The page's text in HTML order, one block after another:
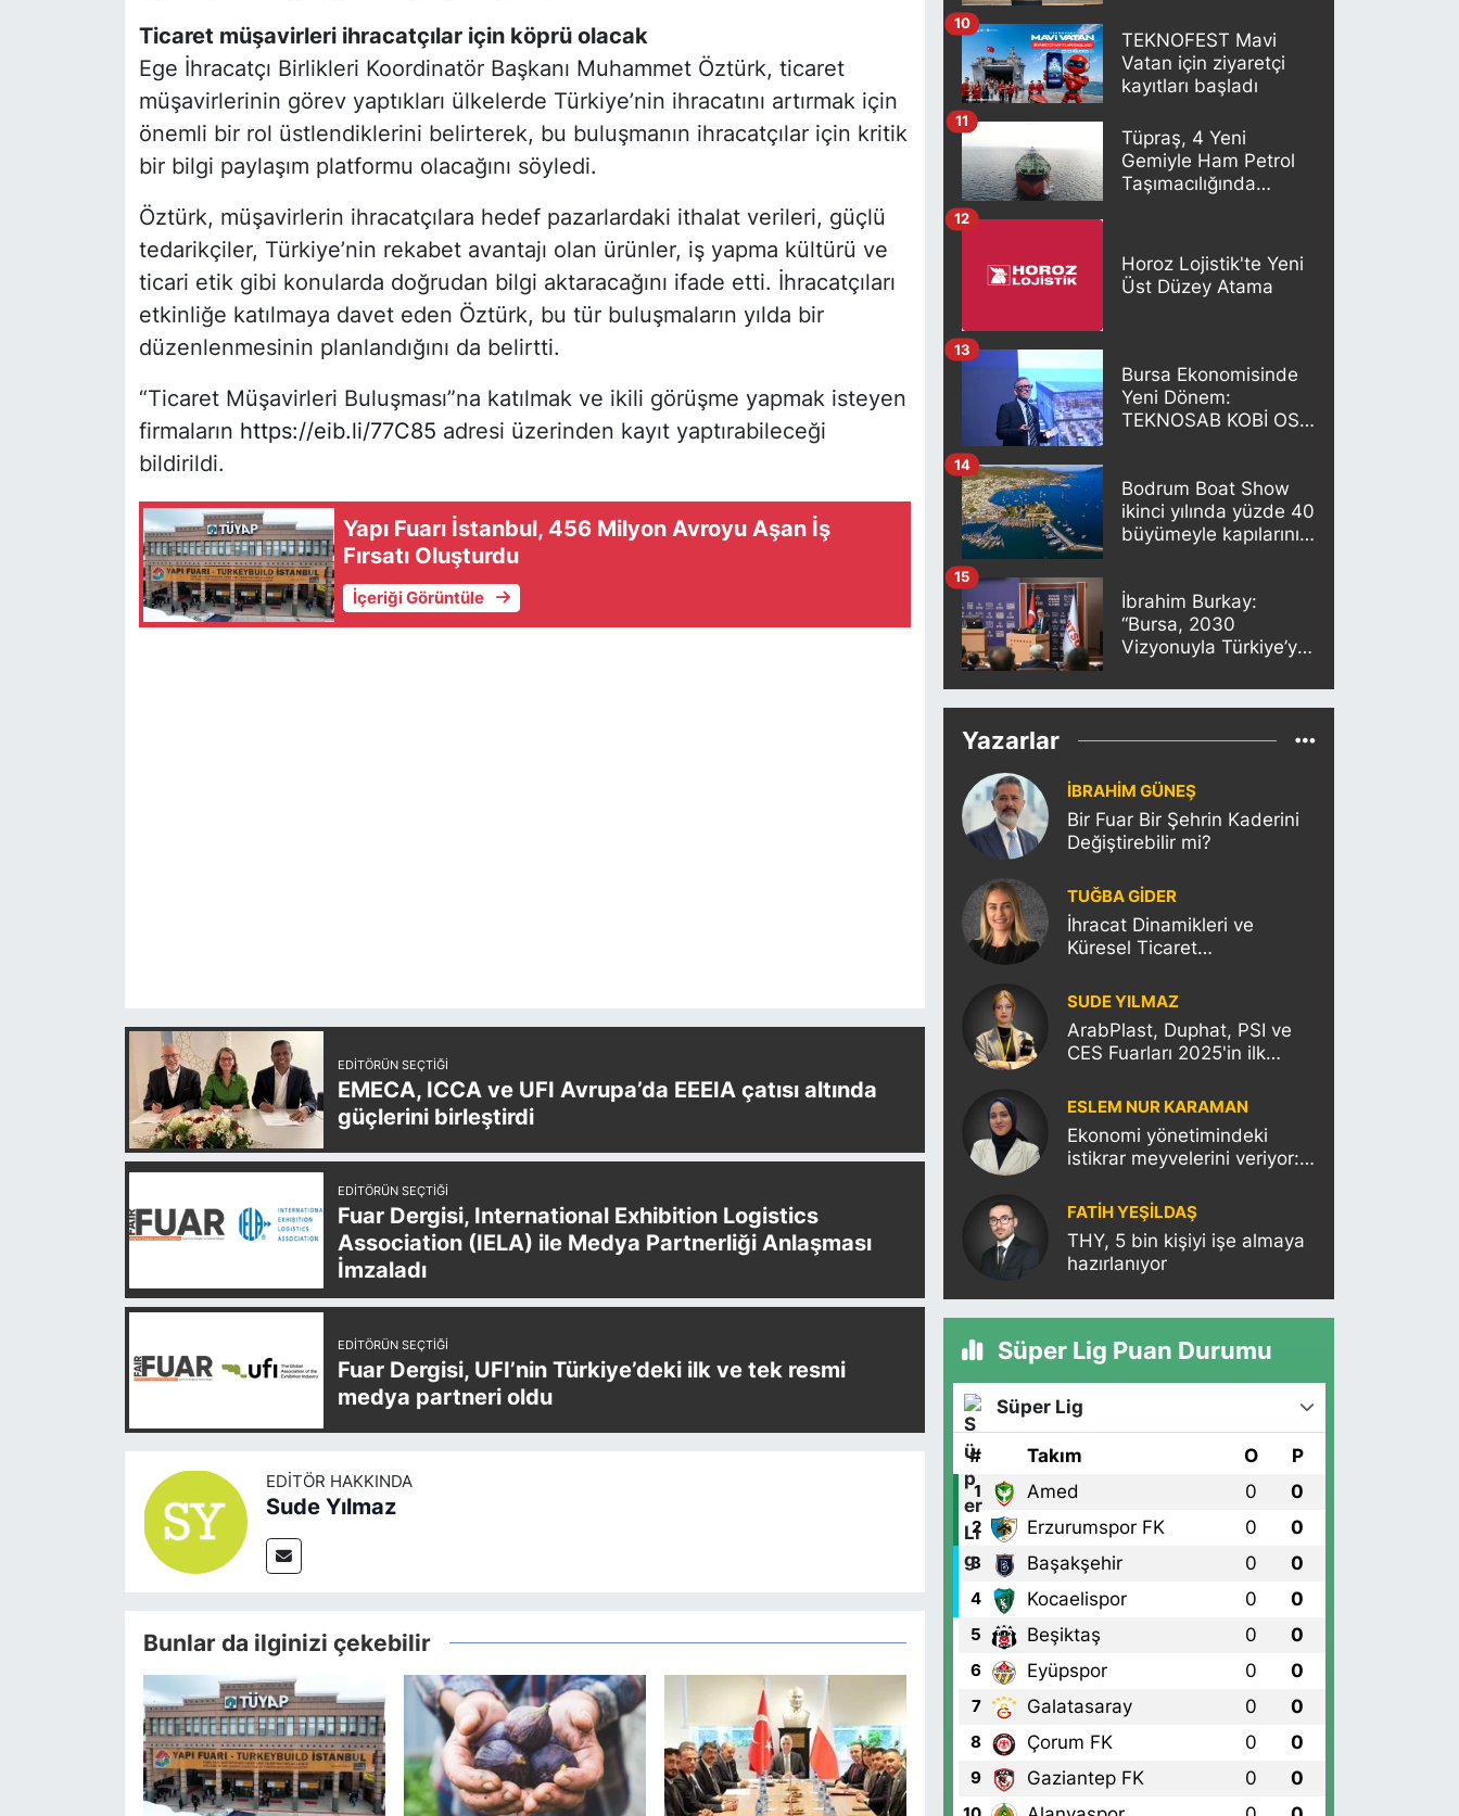
Ticaret müşavirleri ihracatçılar için köprü olacak
Ege İhracatçı Birlikleri Koordinatör Başkanı Muhammet Öztürk, ticaret
müşavirlerinin görev yaptıkları ülkelerde Türkiye’nin ihracatını artırmak için
önemli bir rol üstlendiklerini belirterek, bu buluşmanın ihracatçılar için kritik
bir bilgi paylaşım platformu olacağını söyledi.
Öztürk, müşavirlerin ihracatçılara hedef pazarlardaki ithalat verileri, güçlü
tedarikçiler, Türkiye’nin rekabet avantajı olan ürünler, iş yapma kültürü ve
ticari etik gibi konularda doğrudan bilgi aktaracağını ifade etti. İhracatçıları
etkinliğe katılmaya davet eden Öztürk, bu tür buluşmaların yılda bir
düzenlenmesinin planlandığını da belirtti.
“Ticaret Müşavirleri Buluşması”na katılmak ve ikili görüşme yapmak isteyen
firmaların https://eib.li/77C85 adresi üzerinden kayıt yaptırabileceği
bildirildi.
Yapı Fuarı İstanbul, 456 Milyon Avroyu Aşan İş
Fırsatı Oluşturdu
İçeriği Görüntüle
EDITÖRÜN SEÇTIĞI
EMECA, ICCA ve UFI Avrupa’da EEEIA çatısı altında
güçlerini birleştirdi
EDITÖRÜN SEÇTIĞI
Fuar Dergisi, International Exhibition Logistics
Association (IELA) ile Medya Partnerliği Anlaşması
İmzaladı
EDITÖRÜN SEÇTIĞI
Fuar Dergisi, UFI’nin Türkiye’deki ilk ve tek resmi
medya partneri oldu
EDITÖR HAKKINDA
Sude Yılmaz
Bunlar da ilginizi çekebilir
TEKNOFEST Mavi
Vatan için ziyaretçi
kayıtları başladı
10
Tüpraş, 4 Yeni
Gemiyle Ham Petrol
Taşımacılığında
11
Horoz Lojistik'te Yeni
Üst Düzey Atama
12
Bursa Ekonomisinde
Yeni Dönem:
TEKNOSAB KOBİ OSB
13
Bodrum Boat Show
ikinci yılında yüzde 40
büyümeyle kapılarını
14
İbrahim Burkay:
“Bursa, 2030
Vizyonuyla Türkiye’yi
Edecek”
15
Yazarlar
İBRAHİM GÜNEŞ
Bir Fuar Bir Şehrin Kaderini
Değiştirebilir mi?
TUĞBA GİDER
İhracat Dinamikleri ve
Küresel Ticaret
Etkisi
SUDE YILMAZ
ArabPlast, Duphat, PSI ve
CES Fuarları 2025'in ilk
vuracak
ESLEM NUR KARAMAN
Ekonomi yönetimindeki
istikrar meyvelerini veriyor:
notunu yükseltti!
FATIH YEŞİLDAŞ
THY, 5 bin kişiyi işe almaya
hazırlanıyor
Süper Lig Puan Durumu
Süper Lig
# Takım O P
1 Amed 0 0
2 Erzurumspor FK 0 0
3 Başakşehir 0 0
4 Kocaelispor 0 0
5 Beşiktaş 0 0
6 Eyüpspor 0 0
7 Galatasaray 0 0
8 Çorum FK 0 0
9 Gaziantep FK 0 0